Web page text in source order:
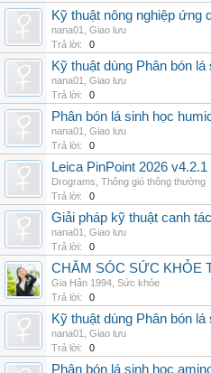
Kỹ thuật nông nghiệp ứng
nana01
Giao lưu
Trả lời:
0
Kỹ thuật dùng Phân bón
nana01
Giao lưu
Trả lời:
0
Phân bón lá sinh học
nana01
Giao lưu
Trả lời:
0
Leica PinPoint 2026 v4.2.1
Drograms Thông gió thông thường
Trả lời:
0
Giải pháp kỹ thuật canh
nana01
Giao lưu
Trả lời:
0
CHĂM SÓC SỨC KHỎE
Gia Hân 1994 Sức khỏe
Trả lời:
0
Kỹ thuật dùng Phân bón
nana01
Giao lưu
Trả lời:
0
Phân bón lá sinh học